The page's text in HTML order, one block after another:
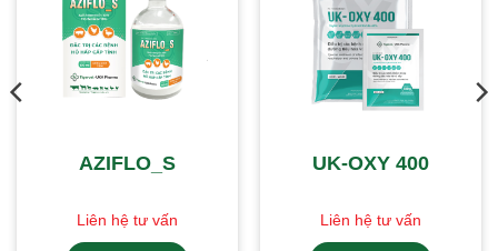
AZIFLO_S
Liên hệ tư vấn
UK-OXY 400
Liên hệ tư vấn